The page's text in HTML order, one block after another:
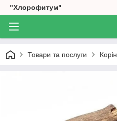
"Хлорофитум"
Товари та послуги